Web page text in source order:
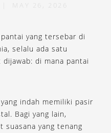
MAY 26, 2026
yang tersebar di
selalu ada satu
di mana pantai
indah memiliki pasir
Bagi yang lain,
suasana yang tenang